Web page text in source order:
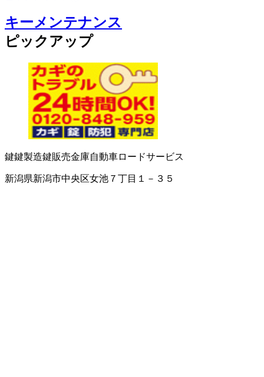
キーメンテナンス
ピックアップ
鍵鍵製造鍵販売金庫自動車ロードサービス
新潟県新潟市中央区女池７丁目１－３５